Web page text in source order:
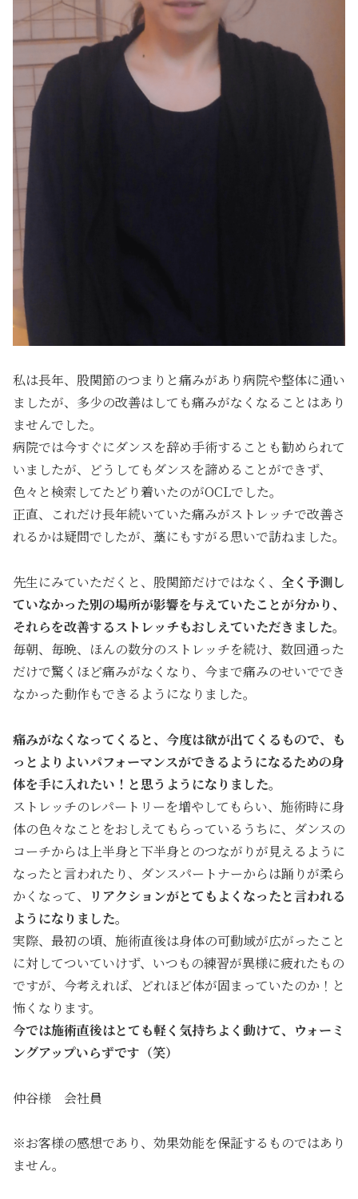
私は長年、股関節のつまりと痛みがあり病院や整体に通い
ましたが、多少の改善はしても痛みがなくなることはあり
ませんでした。
病院では今すぐにダンスを辞め手術することも勧められて
いましたが、どうしてもダンスを諦めることができず、
色々と検索してたどり着いたのがOCLでした。
正直、これだけ長年続いていた痛みがストレッチで改善さ
れるかは疑問でしたが、藁にもすがる思いで訪ねました。
先生にみていただくと、股関節だけではなく、 全く予測し
ていなかった別の場所が影響を与えていたことが分かり、
それらを改善するストレッチもおしえていただきました。
毎朝、毎晩、ほんの数分のストレッチを続け、数回通った
だけで驚くほど痛みがなくなり、今まで痛みのせいででき
なかった動作もできるようになりました。
痛みがなくなってくると、今度は欲が出てくるもので、も
っとよりよいパフォーマンスができるようになるための身
体を手に入れたい！と思うようになりました。
ストレッチのレパートリーを増やしてもらい、施術時に身
体の色々なことをおしえてもらっているうちに、ダンスの
コーチからは上半身と下半身とのつながりが見えるように
なったと言われたり、ダンスパートナーからは踊りが柔ら
かくなって、
リアクションがとてもよくなったと言われる
ようになりました。
実際、最初の頃、施術直後は身体の可動域が広がったこと
に対してついていけず、いつもの練習が異様に疲れたもの
ですが、今考えれば、どれほど体が固まっていたのか！と
怖くなります。
今では施術直後はとても軽く気持ちよく動けて、ウォーミ
ングアップいらずです（笑）
仲谷様 会社員
※お客様の感想であり、効果効能を保証するものではあり
ません。